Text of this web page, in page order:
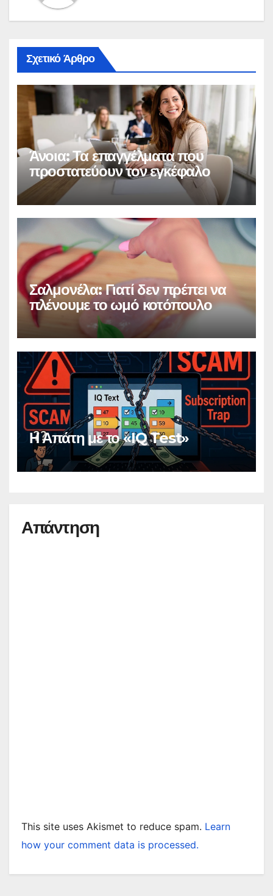
Σχετικό Άρθρο
Άνοια: Τα επαγγέλματα που
προστατεύουν τον εγκέφαλο
Σαλμονέλα: Γιατί δεν πρέπει να
πλένουμε το ωμό κοτόπουλο
Η Απάτη με το «IQ Test»
Απάντηση
This site uses Akismet to reduce spam. Learn
how your comment data is processed.